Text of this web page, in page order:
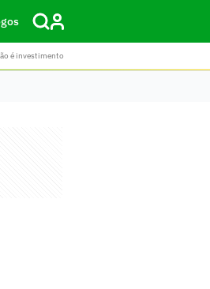
é investimento